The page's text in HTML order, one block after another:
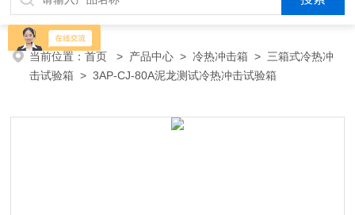
箱、各种振动试验台、拉力试验机、蒸汽老化试验机、跌落试验机、
插拔力试验机、按健寿命试验机、纸带耐磨擦试验机、工业烘烤箱
当前位置：首页 > 产品中心 >冷热冲击箱 > 三箱式冷热冲
击试验箱 > 3AP-CJ-80A泥龙测试冷热冲击试验箱